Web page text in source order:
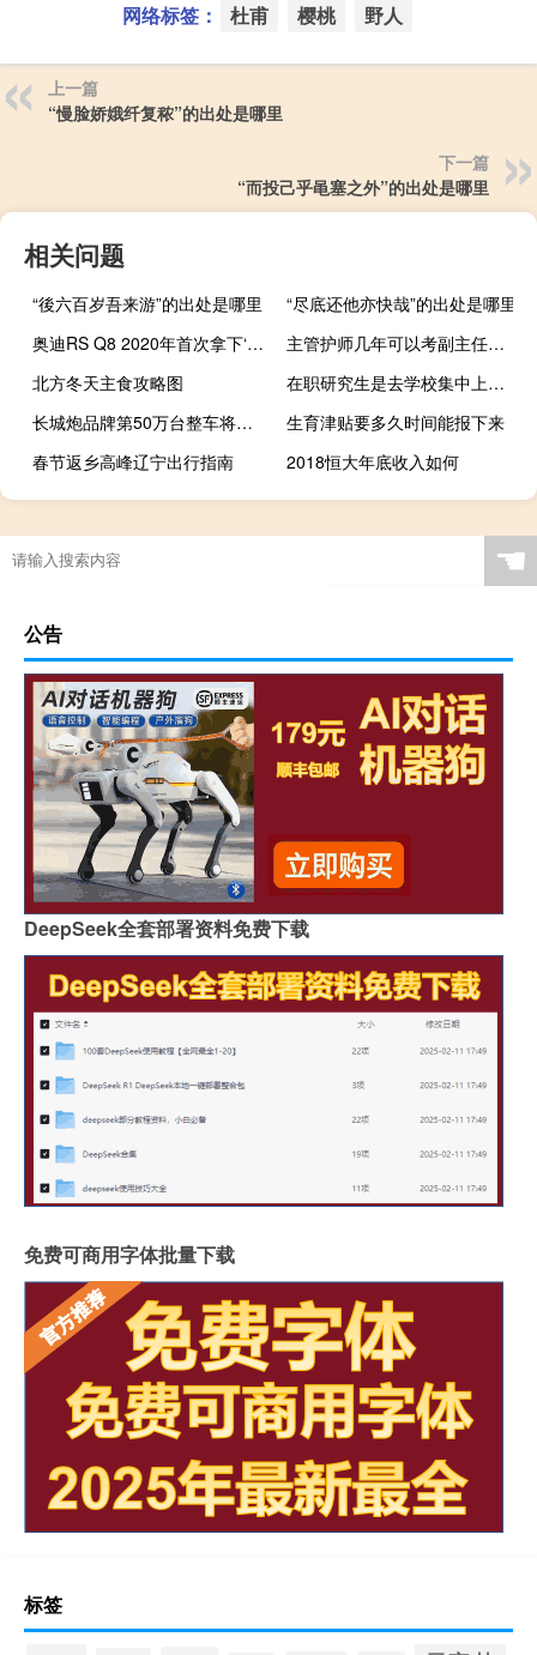
网络标签： 杜甫 樱桃 野人
上一篇
“慢脸娇娥纤复秾”的出处是哪里
下一篇
“而投己乎黾塞之外”的出处是哪里
相关问题
“後六百岁吾来游”的出处是哪里
“尽底还他亦快哉”的出处是哪里
奥迪RS Q8 2020年首次拿下‘环’的破纪录SUV
主管护师几年可以考副主任（主管护师几年可以考副主任护师）
北方冬天主食攻略图
在职研究生是去学校集中上课吗
长城炮品牌第50万台整车将于8月18日下线
生育津贴要多久时间能报下来
春节返乡高峰辽宁出行指南
2018恒大年底收入如何
☚
公告
DeepSeek全套部署资料免费下载
免费可商用字体批量下载
标签